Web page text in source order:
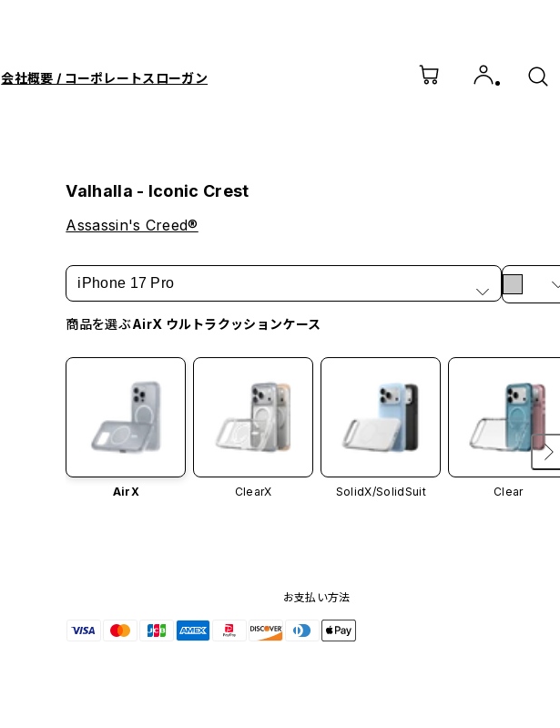
会社概要 / コーポレートスローガン
Valhalla - Iconic Crest
Assassin's Creed®
iPhone 17 Pro
商品を選ぶAirX ウルトラクッションケース
AirX ClearX SolidX/SolidSuit Clear
お支払い方法